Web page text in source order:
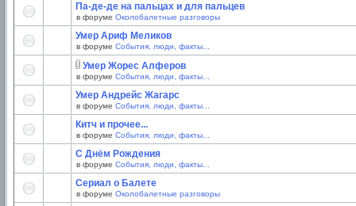
Па-де-де на пальцах и для пальцев
в форуме Околобалетные разговоры
Умер Ариф Меликов
в форуме События, люди, факты...
Умер Жорес Алферов
в форуме События, люди, факты...
Умер Андрейс Жагарс
в форуме События, люди, факты...
Китч и прочее...
в форуме События, люди, факты...
С Днём Рождения
в форуме События, люди, факты...
Сериал о Балете
в форуме Околобалетные разговоры